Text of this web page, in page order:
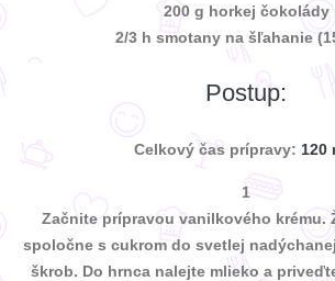
200 g horkej čokolády
2/3 h smotany na šľahanie
Postup:
Celkový čas prípravy: 120
1
Začnite prípravou vanilkového krému.
spoločne s cukrom do svetlej
škrob. Do hrnca nalejte mlieko a